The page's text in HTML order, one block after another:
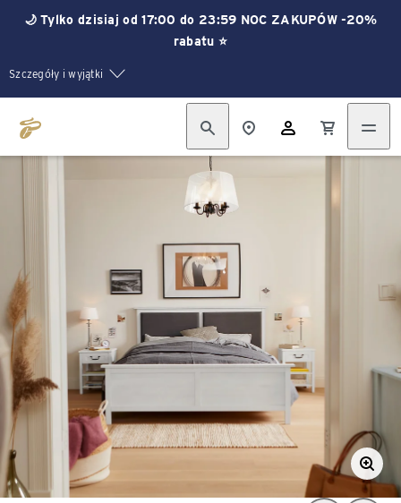
🌙 Tylko dzisiaj od 17:00 do 23:59 NOC ZAKUPÓW -20%
rabatu ⭐
Szczegóły i wyjątki